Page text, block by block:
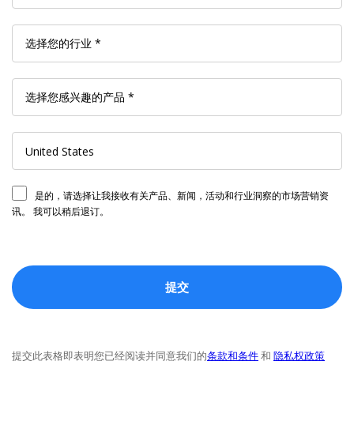
是的，请选择让我接收有关产品、新闻，活动和行业洞察的市场营销资
讯。 我可以稍后退订。
提交此表格即表明您已经阅读并同意我们的条款和条件和 隐私权政策